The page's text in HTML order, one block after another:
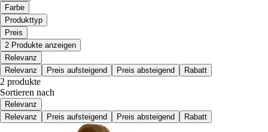
Farbe
Produkttyp
Preis
2 Produkte anzeigen
Relevanz
Relevanz
Preis aufsteigend Preis absteigend Rabatt
2 produkte
Sortieren nach
Relevanz
Relevanz
Preis aufsteigend Preis absteigend Rabatt